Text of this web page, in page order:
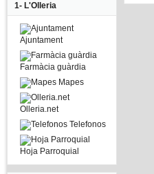
1- L'Olleria
Ajuntament
Farmàcia guàrdia
Mapes
Olleria.net
Telefonos
Hoja Parroquial